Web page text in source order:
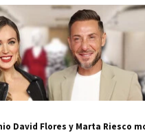
David Flores y Marta Riesco